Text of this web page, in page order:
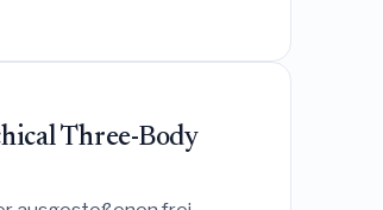
pro freier Fallzeit nicht
Three-Body